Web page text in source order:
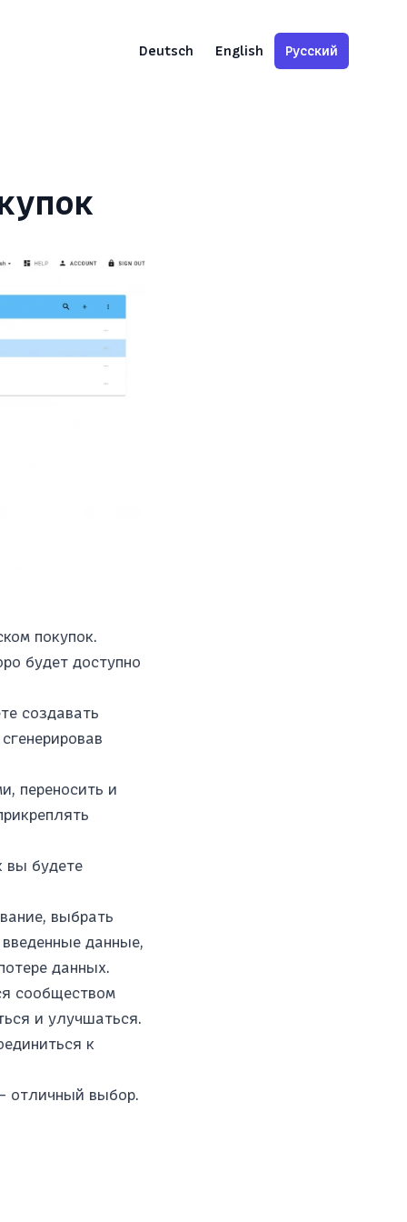
Deutsch English Русский
покупок.
будет доступно
создавать
переносить и
вы будете
выбрать
данные,
данных.
сообществом
и улучшаться.
к
отличный выбор.